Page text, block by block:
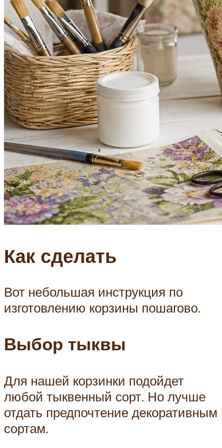
Как сделать
Вот небольшая инструкция по
изготовлению корзины пошагово.
Выбор тыквы
Для нашей корзинки подойдет
любой тыквенный сорт. Но лучше
отдать предпочтение декоративным
сортам.